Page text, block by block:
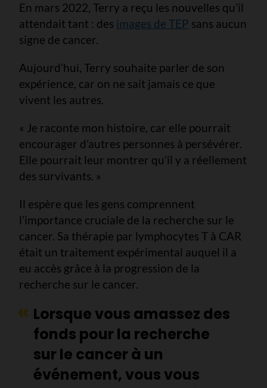
En mars 2022, Terry a reçu les nouvelles qu’il
attendait tant : des images de TEP sans aucun
signe de cancer.
Aujourd’hui, Terry souhaite parler de son
expérience, car on ne sait jamais ce que
vivent les autres.
« Je raconte mon histoire, car elle pourrait
encourager d’autres personnes à persévérer.
Elle pourrait leur montrer qu’il y a réellement
des survivants. »
Il espère que les gens comprennent
l’importance cruciale de la recherche sur le
cancer. Sa thérapie par lymphocytes T à CAR
était un traitement expérimental auquel il a
eu accès grâce à la progression de la
recherche sur le cancer.
Lorsque vous amassez des
fonds pour la recherche
sur le cancer à un
événement, vous vous